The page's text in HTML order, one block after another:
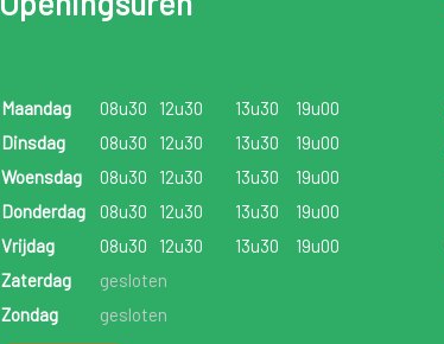
Maandag 08u30 12u30 13u30
19u00
Dinsdag
08u30 12u30 13u30
19u00
Woensdag
08u30 12u30 13u30
19u00
Donderdag
08u30 12u30 13u30
19u00
Vrijdag
08u30 12u30 13u30
19u00
Zaterdag
gesloten
Zondag
gesloten